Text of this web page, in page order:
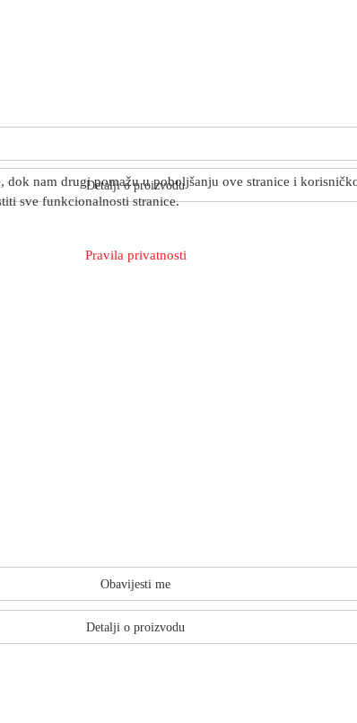
Detalji o proizvodu
Obavijesti me
Detalji o proizvodu
nam drugi pomažu u poboljšanju ove stranice i
sve funkcionalnosti stranice.
Pravila privatnosti